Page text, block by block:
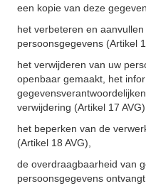
een kopie van deze
het verbeteren en
persoonsgegevens (Artikel
het verwijderen van uw
openbaar gemaakt, het
verwijdering (Artikel 17 AVG),
het beperken van de
(Artikel 18 AVG),
de overdraagbaarheid van
persoonsgegevens